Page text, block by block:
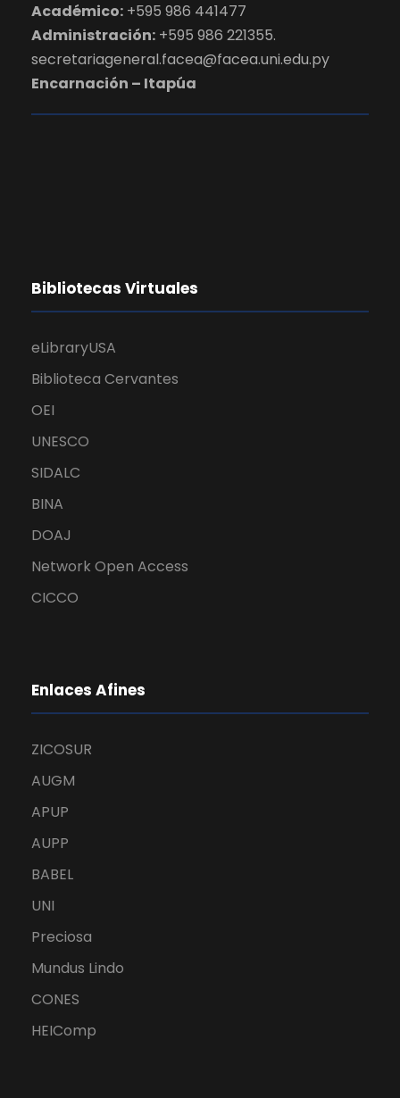
Académico: +595 986 441477
Administración: +595 986 221355.
secretariageneral.facea@facea.uni.edu.py
Encarnación – Itapúa
Bibliotecas Virtuales
eLibraryUSA
Biblioteca Cervantes
OEI
UNESCO
SIDALC
BINA
DOAJ
Network Open Access
CICCO
Enlaces Afines
ZICOSUR
AUGM
APUP
AUPP
BABEL
UNI
Preciosa
Mundus Lindo
CONES
HEIComp